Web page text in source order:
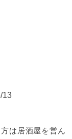
13
は居酒屋を営ん